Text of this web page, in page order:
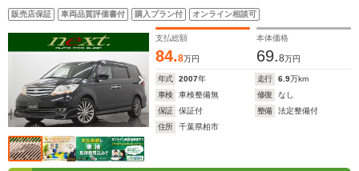
バー オートライト HID フォグランプ デュアルオー
トエアコン ハーフレザーシート パワーシート
販売店保証 車両品質評価書付 購入プラン付 オンライン相談可
支払総額
84.8万円
本体価格
69.8万円
年式 2007年 走行 6.9万km
車検
車検整備無 修復
なし
保証
保証付 整備
法定整備付
住所
千葉県柏市